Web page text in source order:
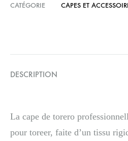
CATÉGORIE
CAPES ET
DESCRIPTION
La cape de torero
pour toreer, faite d’un tissu